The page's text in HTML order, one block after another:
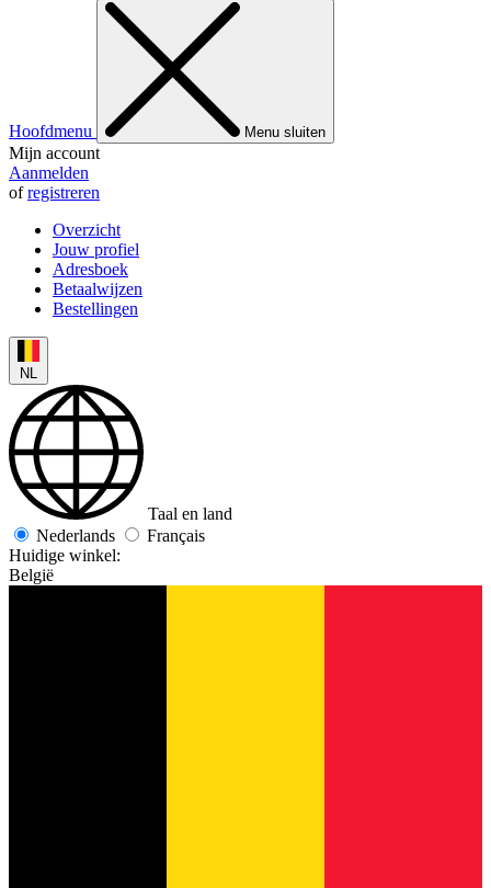
Hoofdmenu Menu sluiten
Mijn account
Aanmelden
ofregistreren
Overzicht
Jouw profiel
Adresboek
Betaalwijzen
Bestellingen
NL
Taal en land
Nederlands
Français
Huidige winkel:
België